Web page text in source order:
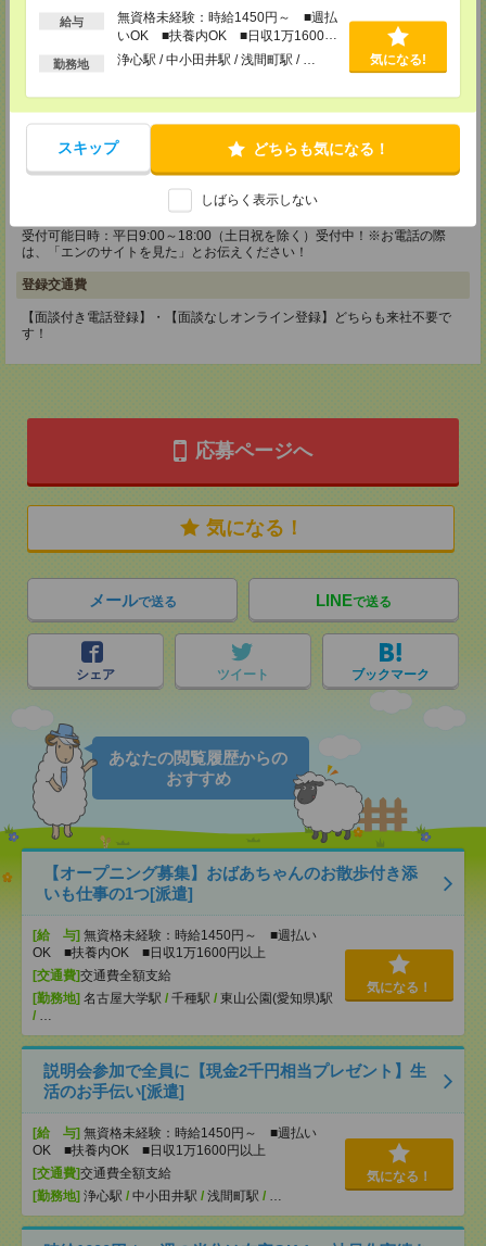
給与
無資格未経験：時給1450円～ ■週払
いOK ■扶養内OK ■日収1万1600円
以上
勤務地 浄心駅 / 中小田井駅 / 浅間町駅 / … 気になる!
スキップ どちらも気になる！
しばらく表示しない
静岡県静岡市葵区黒金町11-7 大樹生命静岡駅前ビル2F
■JR静岡駅から徒歩5分
TEL：0120-537-102
担当：パーソルテンプスタッフ(株) 予約専用ダイヤル
は、「エンのサイトを見た」とお伝えください！
静岡コーディネートセンター（沼津）
〒410-0801
静岡県沼津市大手町2-10-14 ファース沼津ビル2F
受付可能日時：平日9:00～18:00（土日祝を除く）受付中！※お電話の際
は、「エンのサイトを見た」とお伝えください！
登録交通費
【面談付き電話登録】・【面談なしオンライン登録】どちらも来社不要で
す！
応募ページへ
気になる！
メールで送る LINEで送る
シェア ツイート ブックマーク
あなたの閲覧履歴からの
おすすめ
【オープニング募集】おばあちゃんのお散歩付き添
いも仕事の1つ[派遣]
[給 与] 無資格未経験：時給1450円～ ■週払い
OK ■扶養内OK ■日収1万1600円以上
[交通費]交通費全額支給
[勤務地] 名古屋大学駅 / 千種駅 / 東山公園(愛知県)駅
/ …
気になる！
説明会参加で全員に【現金2千円相当プレゼント】生
活のお手伝い[派遣]
[給 与] 無資格未経験：時給1450円～ ■週払い
OK ■扶養内OK ■日収1万1600円以上
[交通費]交通費全額支給
[勤務地] 浄心駅 / 中小田井駅 / 浅間町駅 / …
気になる！